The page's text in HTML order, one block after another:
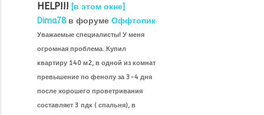
HELP!!! [в этом окне]
Dima78в форуме Оффтопик
Уважаемые специалисты! У меня
огромная проблема. Купил
квартиру 140 м2, в одной из комнат
превышение по фенолу за 3-4 дня
после хорошего проветривания
составляет 3 пдк ( спальня), в